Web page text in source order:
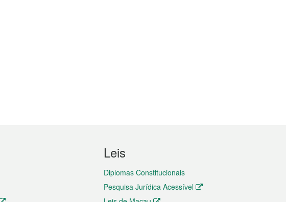
Leis
Diplomas Constitucionais
Pesquisa Jurídica Acessível